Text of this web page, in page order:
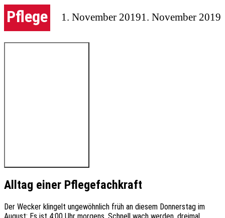
Pflege 1. November 2019
1. November 2019
Alltag einer Pflegefachkraft
Der Wecker klingelt ungewöhnlich früh an diesem Donnerstag im